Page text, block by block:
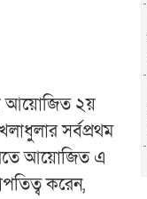
আয়োজিত ২য়
সর্বপ্রথম
আয়োজিত এ
করেন,